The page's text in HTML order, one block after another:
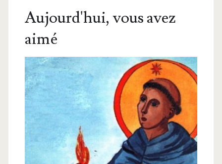
Aujourd'hui, vous avez
aimé